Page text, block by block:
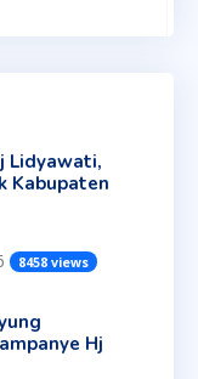
Lidyawati,
Kabupaten
8458 views
Hj